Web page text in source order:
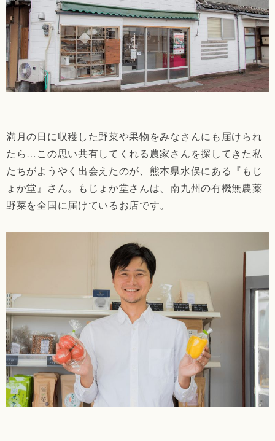
満月の日に収穫した野菜や果物をみなさんにも届けられ
たら…この思い共有してくれる農家さんを探してきた私
たちがようやく出会えたのが、熊本県水俣にある『もじ
ょか堂』さん。もじょか堂さんは、南九州の有機無農薬
野菜を全国に届けているお店です。